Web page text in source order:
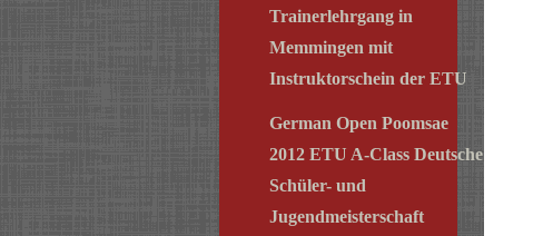
Trainerlehrgang in
Memmingen mit
Instruktorschein der ETU
German Open Poomsae
2012 ETU A-Class Deutsche
Schüler- und
Jugendmeisterschaft